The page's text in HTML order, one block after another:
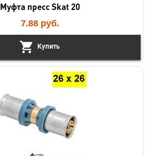
Муфта пресс Skat 20
7.88 руб.
Купить